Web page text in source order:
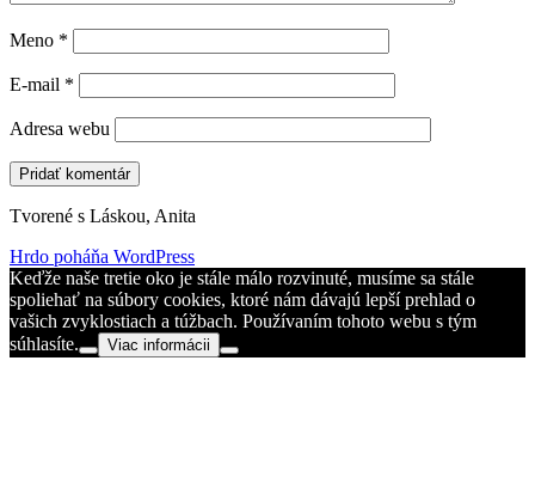
Meno *
E-mail *
Adresa webu
Tvorené s Láskou, Anita
Hrdo poháňa WordPress
Keďže naše tretie oko je stále málo rozvinuté, musíme sa stále
spoliehať na súbory cookies, ktoré nám dávajú lepší prehlad o
vašich zvyklostiach a túžbach. Používaním tohoto webu s tým
súhlasíte.
Viac informácii